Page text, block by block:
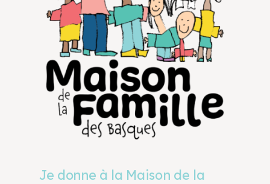
Je donne à la Maison de la